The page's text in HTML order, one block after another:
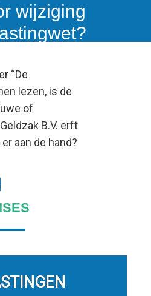
wijziging
“De
lezen, is de
of
B.V. erft
aan de hand?